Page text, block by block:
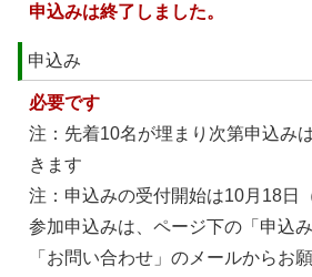
申込みは終了しました。
申込み
必要です
注：先着10名が埋まり次第申込み
きます
注：申込みの受付開始は10月18日
参加申込みは、ページ下の「申込
「お問い合わせ」のメールからお